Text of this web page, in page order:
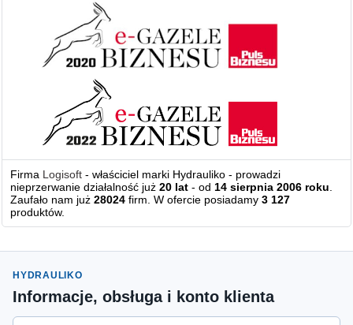
Firma Logisoft - właściciel marki Hydrauliko - prowadzi
nieprzerwanie działalność już20 lat - od14 sierpnia 2006 roku.
Zaufało nam już28024 firm. W ofercie posiadamy3 127
produktów.
HYDRAULIKO
Informacje, obsługa i konto klienta